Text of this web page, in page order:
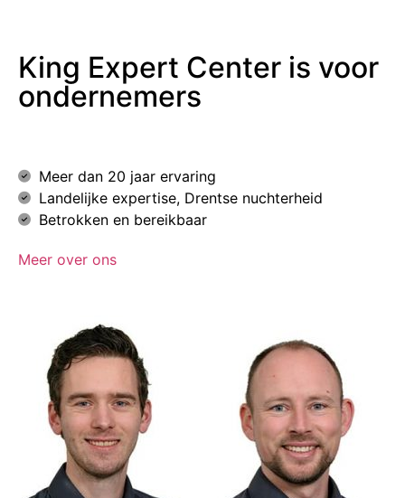
King Expert Center is voor
ondernemers
Meer dan 20 jaar ervaring
Landelijke expertise, Drentse nuchterheid
Betrokken en bereikbaar
Meer over ons